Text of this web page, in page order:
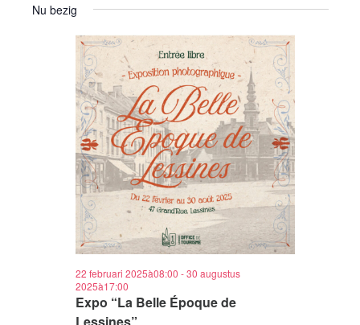
Nu bezig
Expo “La Belle Époque de
Lessines”
22 februari 2025à08:00 -30 augustus
2025à17:00